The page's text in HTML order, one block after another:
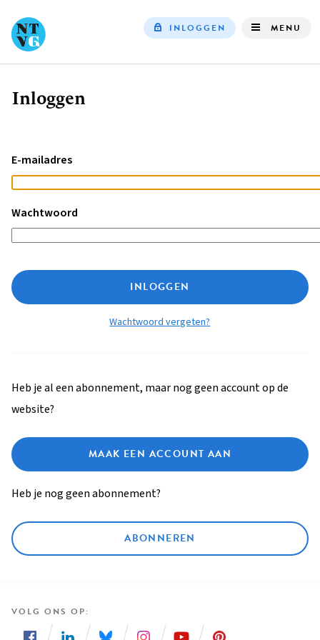
INLOGGEN MENU
Kruimelpad
Inloggen
E-mailadres
Wachtwoord
INLOGGEN
Wachtwoord vergeten?
Heb je al een abonnement, maar nog geen account op de
website?
MAAK EEN ACCOUNT AAN
Heb je nog geen abonnement?
ABONNEREN
VOLG ONS OP